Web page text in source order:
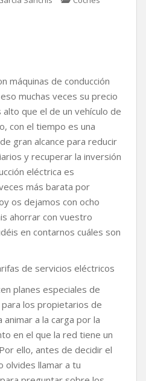
máquinas de conducción
muchas veces su precio
que el de un vehículo de
con el tiempo es una
gran alcance para reducir
y recuperar la inversión
eléctrica es
más barata por
os dejamos con ocho
ahorrar con vuestro
en contarnos cuáles son
de servicios eléctricos
planes especiales de
los propietarios de
a la carga por la
en el que la red tiene un
ello, antes de decidir el
olvides llamar a tu